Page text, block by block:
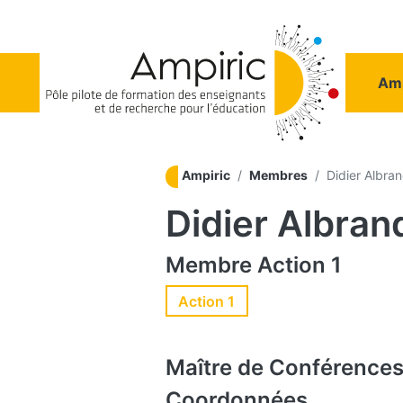
Ampiric Membres Didier
Didier
Membre Action 1
Action 1
Maître de Conférences